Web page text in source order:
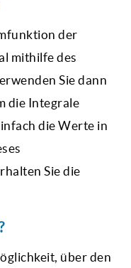
der
mithilfe des
Sie dann
die Integrale
die Werte in
Sie die
über den